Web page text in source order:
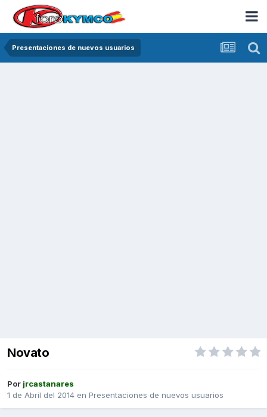
Presentaciones de nuevos usuarios
Novato
Por jrcastanares
1 de Abril del 2014 en Presentaciones de nuevos usuarios